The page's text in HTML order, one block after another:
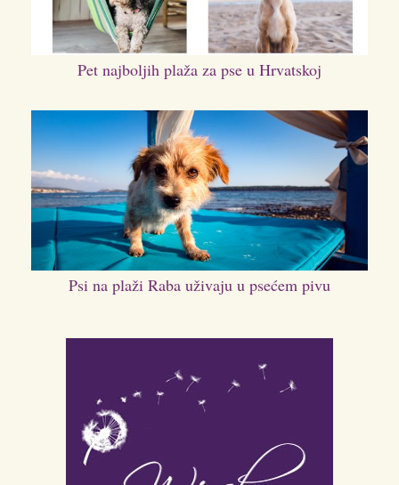
Pet najboljih plaža za pse u Hrvatskoj
Psi na plaži Raba uživaju u psećem pivu